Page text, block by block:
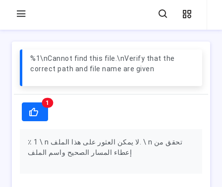
%1\nCannot find this file.\nVerify that the
correct path and file name are given
1
٪ 1 \ n لا يمكن العثور على هذا الملف. \ n تحقق من
إعطاء المسار الصحيح واسم الملف